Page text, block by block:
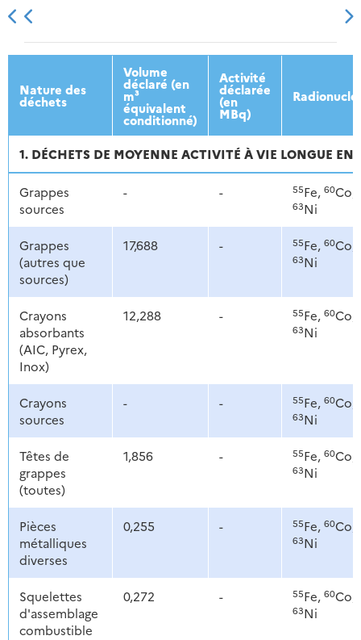
2013 2014 2015 2016
Nature des
déchets
Volume
déclaré (en
m³
équivalent
conditionné)
Activité
déclarée
(en
MBq)
1. DÉCHETS DE MOYENNE ACTIVITÉ À VIE LONGUE
Grappes
sources
- - 55Fe, 60Co,
63Ni
Grappes
(autres que
sources)
17,688 - 55Fe, 60Co,
63Ni
Crayons
absorbants
(AIC, Pyrex,
Inox)
12,288 - 55Fe, 60Co,
63Ni
Crayons
sources
- - 55Fe, 60Co,
63Ni
Têtes de
grappes
(toutes)
1,856 - 55Fe, 60Co,
63Ni
Pièces
métalliques
diverses
0,255 - 55Fe, 60Co,
63Ni
Squelettes
d'assemblage
combustible
0,272 - 55Fe, 60Co,
63Ni